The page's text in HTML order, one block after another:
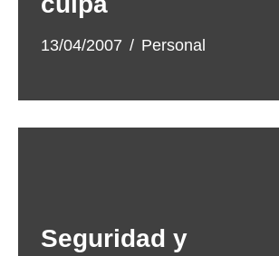
13/04/2007 Personal
Seguridad y